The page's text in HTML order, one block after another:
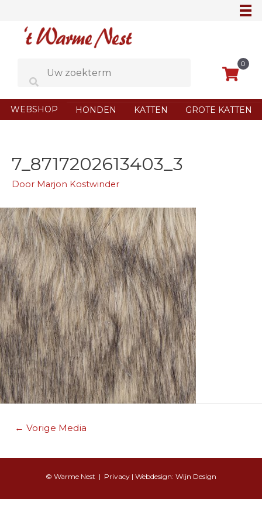
0
WEBSHOP HONDEN KATTEN GROTE KATTEN
7_8717202613403_3
Door Marjon Kostwinder
Berichtnavigatie
← Vorige Media
© Warme Nest | Privacy | Webdesign: Wijn Design